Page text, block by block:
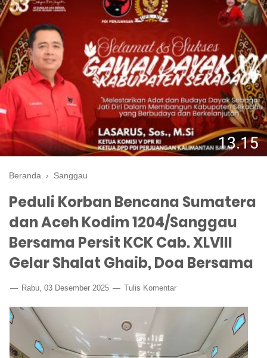
Beranda › Sanggau
Peduli Korban Bencana Sumatera
dan Aceh Kodim 1204/Sanggau
Bersama Persit KCK Cab. XLVIII
Gelar Shalat Ghaib, Doa Bersama
Rabu, 03 Desember 2025 Tulis Komentar